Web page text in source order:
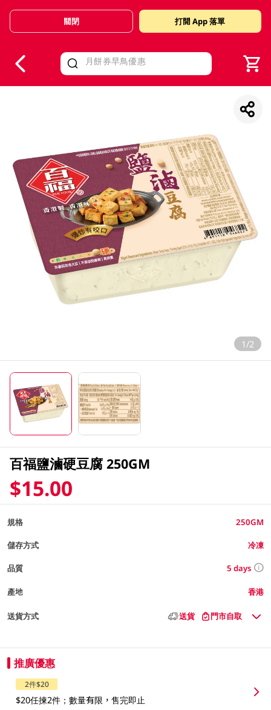
Valid Until 30 June 2026
關閉 打開 App 落單
1/2
百福鹽滷硬豆腐 250GM
$15.00
規格 250GM
儲存方式 冷凍
品質 5 days
產地 香港
送貨方式 送貨 門市自取
推廣優惠
2件$20
$20任揀2件；數量有限，售完即止